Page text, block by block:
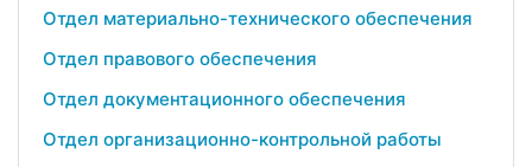
Отдел материально-технического обеспечения
Отдел правового обеспечения
Отдел документационного обеспечения
Отдел организационно-контрольной работы